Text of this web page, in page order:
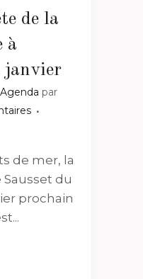
de la
à
janvier
Agenda par
de mer, la
Sausset du
prochain